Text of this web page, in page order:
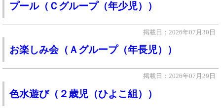
プール（Ｃグループ（年少児））
掲載日：2026年07月30日
お楽しみ会（Ａグループ（年長児））
掲載日：2026年07月29日
色水遊び（２歳児（ひよこ組））